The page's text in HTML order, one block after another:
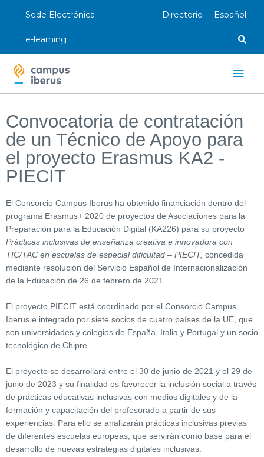
Sede Electrónica
e-learning
Directorio Español
Convocatoria de contratación
de un Técnico de Apoyo para
el proyecto Erasmus KA2 -
PIECIT
El Consorcio Campus Iberus ha obtenido financiación dentro del
programa Erasmus+ 2020 de proyectos de Asociaciones para la
Preparación para la Educación Digital (KA226) para su proyecto
Prácticas inclusivas de enseñanza creativa e innovadora con
TIC/TAC en escuelas de especial dificultad – PIECIT, concedida
mediante resolución del Servicio Español de Internacionalización
de la Educación de 26 de febrero de 2021.
El proyecto PIECIT está coordinado por el Consorcio Campus
Iberus e integrado por siete socios de cuatro países de la UE, que
son universidades y colegios de España, Italia y Portugal y un socio
tecnológico de Chipre.
El proyecto se desarrollará entre el 30 de junio de 2021 y el 29 de
junio de 2023 y su finalidad es favorecer la inclusión social a través
de prácticas educativas inclusivas con medios digitales y de la
formación y capacitación del profesorado a partir de sus
experiencias. Para ello se analizarán prácticas inclusivas previas
de diferentes escuelas europeas, que servirán como base para el
desarrollo de nuevas estrategias digitales inclusivas.